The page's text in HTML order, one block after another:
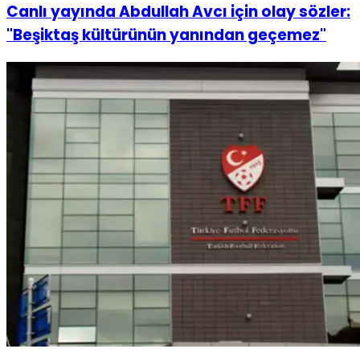
Canlı yayında Abdullah Avcı için olay sözler:
"Beşiktaş kültürünün yanından geçemez"